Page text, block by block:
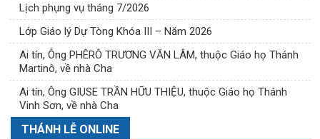
Lịch phụng vụ tháng 7/2026
Lớp Giáo lý Dự Tòng Khóa III – Năm 2026
Ai tín, Ông PHÊRÔ TRƯƠNG VĂN LÂM, thuộc Giáo họ Thánh
Martinô, về nhà Cha
Ai tín, Ông GIUSE TRẦN HỮU THIỆU, thuộc Giáo họ Thánh
Vinh Sơn, về nhà Cha
THÁNH LỄ ONLINE